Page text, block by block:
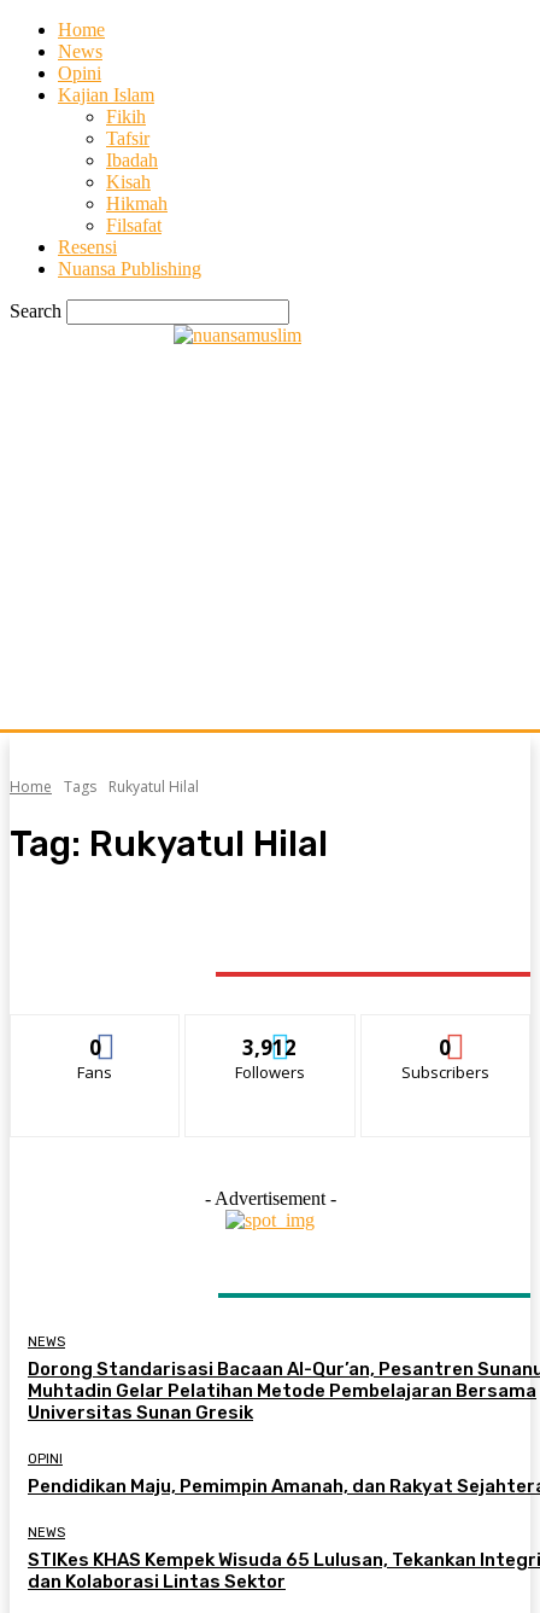
Home
News
Opini
Kajian Islam
Fikih
Tafsir
Ibadah
Kisah
Hikmah
Filsafat
Resensi
Nuansa Publishing
Search
Home Tags Rukyatul Hilal
Tag: Rukyatul Hilal
0
Fans
3,912
Followers
0
Subscribers
- Advertisement -
NEWS
Dorong Standarisasi Bacaan Al-Qur’an, Pesantren
Muhtadin Gelar Pelatihan Metode Pembelajaran Bersama
Universitas Sunan Gresik
OPINI
Pendidikan Maju, Pemimpin Amanah, dan Rakyat
NEWS
STIKes KHAS Kempek Wisuda 65 Lulusan, Tekankan
dan Kolaborasi Lintas Sektor